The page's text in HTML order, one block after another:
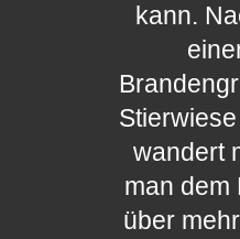
kann.
wandert
man dem
über